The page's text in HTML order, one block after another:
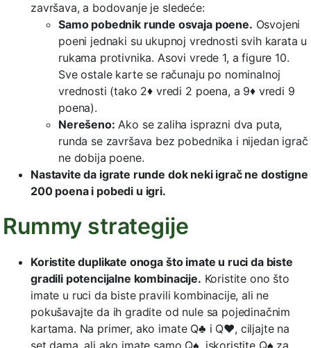
završava, a bodovanje je sledeće:
Samo pobednik runde osvaja poene. Osvojeni
poeni jednaki su ukupnoj vrednosti svih karata u
rukama protivnika. Asovi vrede 1, a figure 10.
Sve ostale karte se računaju po nominalnoj
vrednosti (tako 2♦ vredi 2 poena, a 9♦ vredi 9
poena).
Nerešeno: Ako se zaliha isprazni dva puta,
runda se završava bez pobednika i nijedan igrač
ne dobija poene.
Nastavite da igrate runde dok neki igrač ne dostigne
200 poena i pobedi u igri.
Rummy strategije
Koristite duplikate onoga što imate u ruci da biste
gradili potencijalne kombinacije. Koristite ono što
imate u ruci da biste pravili kombinacije, ali ne
pokušavajte da ih gradite od nule sa pojedinačnim
kartama. Na primer, ako imate Q♣ i Q♥, ciljajte na